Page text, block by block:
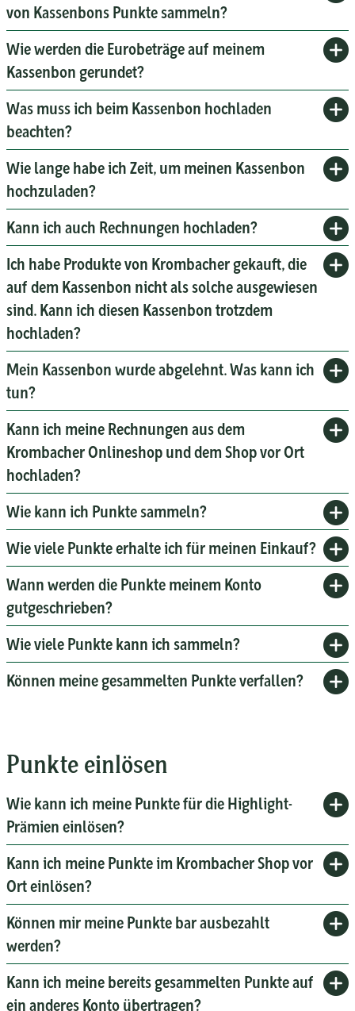
von Kassenbons Punkte sammeln?
Wie werden die Eurobeträge auf meinem
Kassenbon gerundet?
Was muss ich beim Kassenbon hochladen
beachten?
Wie lange habe ich Zeit, um meinen Kassenbon
hochzuladen?
Kann ich auch Rechnungen hochladen?
Ich habe Produkte von Krombacher gekauft, die
auf dem Kassenbon nicht als solche ausgewiesen
sind. Kann ich diesen Kassenbon trotzdem
hochladen?
Mein Kassenbon wurde abgelehnt. Was kann ich
tun?
Kann ich meine Rechnungen aus dem
Krombacher Onlineshop und dem Shop vor Ort
hochladen?
Wie kann ich Punkte sammeln?
Wie viele Punkte erhalte ich für meinen Einkauf?
Wann werden die Punkte meinem Konto
gutgeschrieben?
Wie viele Punkte kann ich sammeln?
Können meine gesammelten Punkte verfallen?
Punkte einlösen
Wie kann ich meine Punkte für die Highlight-
Prämien einlösen?
Kann ich meine Punkte im Krombacher Shop vor
Ort einlösen?
Können mir meine Punkte bar ausbezahlt
werden?
Kann ich meine bereits gesammelten Punkte auf
ein anderes Konto übertragen?